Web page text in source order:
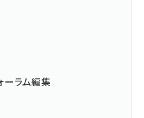
ーラム編集